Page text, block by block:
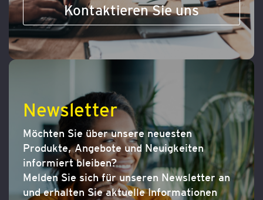
Kontaktieren Sie uns
Newsletter
Möchten Sie über unsere neuesten
Produkte, Angebote und Neuigkeiten
informiert bleiben?
Melden Sie sich für unseren Newsletter an
und erhalten Sie aktuelle Informationen